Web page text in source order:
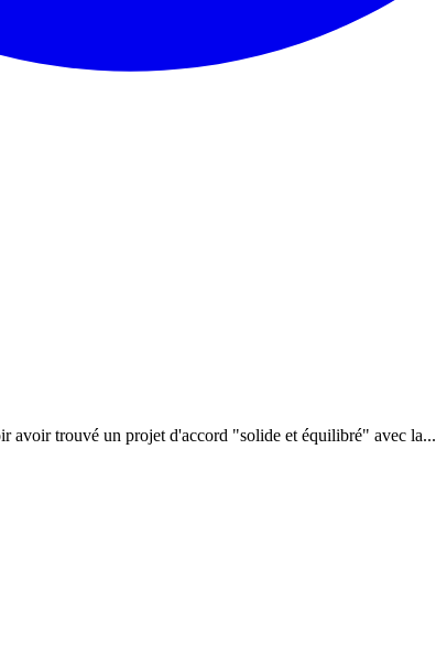
avoir trouvé un projet d'accord "solide et équilibré" avec la...